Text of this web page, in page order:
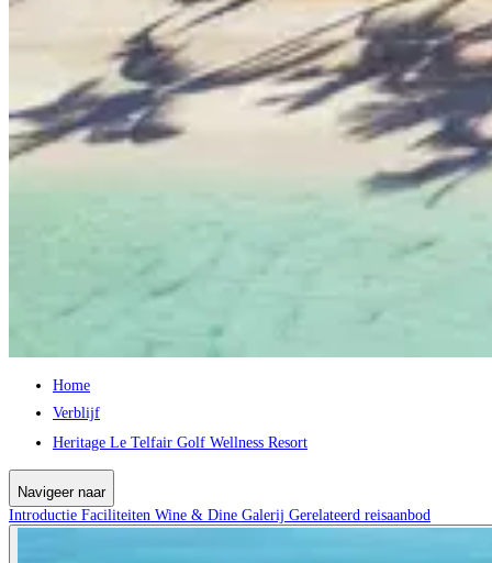
Home
Verblijf
Heritage Le Telfair Golf Wellness Resort
Navigeer naar
Introductie Faciliteiten Wine & Dine Galerij Gerelateerd reisaanbod